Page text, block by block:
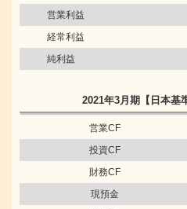
営業利益
経常利益
純利益
2021年3月期 【日本基
営業CF
投資CF
財務CF
現預金